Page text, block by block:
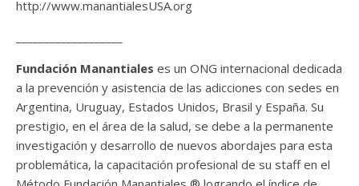
http://www.manantialesUSA.org
Fundación Manantiales es un ONG internacional dedicada
a la prevención y asistencia de las adicciones con sedes en
Argentina, Uruguay, Estados Unidos, Brasil y España. Su
prestigio, en el área de la salud, se debe a la permanente
investigación y desarrollo de nuevos abordajes para esta
problemática, la capacitación profesional de su staff en el